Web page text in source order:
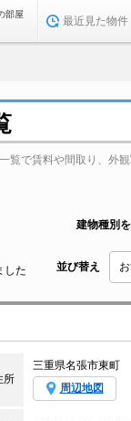
部屋
最近見た物件
で賃料や間取り、外観
建物種別
した 並び替え
所
三重県名張市東町
周辺地図